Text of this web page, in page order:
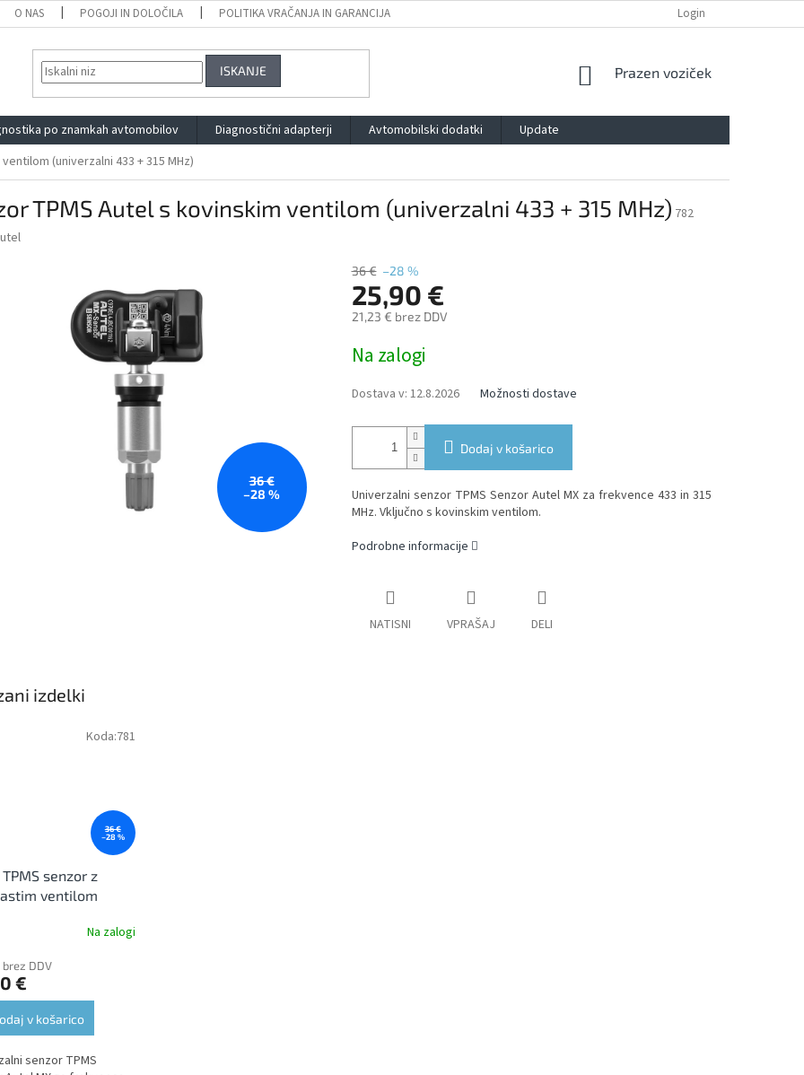
O NAS POGOJI IN DOLOČILA POLITIKA VRAČANJA IN GARANCIJA BLOG
Login
ISKANJE
SHOPPING
Prazen voziček
po znamkah avtomobilov Diagnostični adapterji Avtomobilski dodatki
Update
(univerzalni 433 + 315 MHz)
TPMS Autel s kovinskim ventilom (univerzalni 433 + 315 MHz) 782
36 €
–28 %
36 € –28 %
25,90 €
21,23 € brez DDV
price:
Na zalogi
Dostava v: 12.8.2026 Možnosti dostave
Dodaj v košarico
Univerzalni senzor TPMS Senzor Autel MX za frekvence 433 in 315
MHz. Vključno s kovinskim ventilom.
Podrobne informacije
NATISNI VPRAŠAJ DELI
izdelki
36 €
–28 %
senzor z
ventilom
Na zalogi
brez DDV
€
v košarico
senzor TPMS
Koda:781